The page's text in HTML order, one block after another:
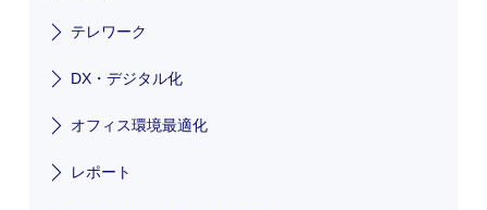
テレワーク
DX・デジタル化
オフィス環境最適化
レポート